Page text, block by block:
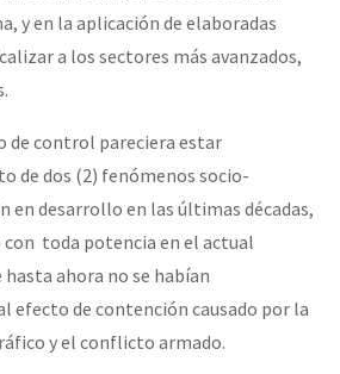
y en la aplicación de elaboradas
a los sectores más avanzados,
de control pareciera estar
de dos (2) fenómenos socio-
en desarrollo en las últimas décadas,
con toda potencia en el actual
ahora no se habían
efecto de contención causado por la
y el conflicto armado.